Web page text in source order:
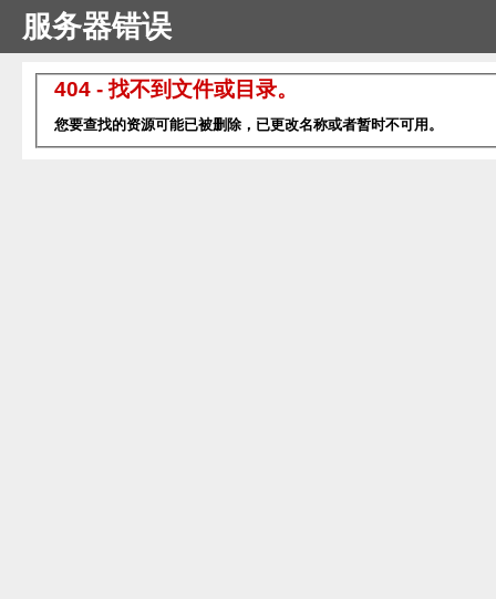
服务器错误
404 - 找不到文件或目录。
您要查找的资源可能已被删除，已更改名称或者暂时不可用。